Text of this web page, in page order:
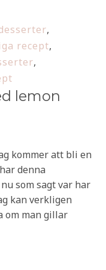
,
recept,
,
lemon
kommer att bli en
denna
som sagt var har
kan verkligen
om man gillar